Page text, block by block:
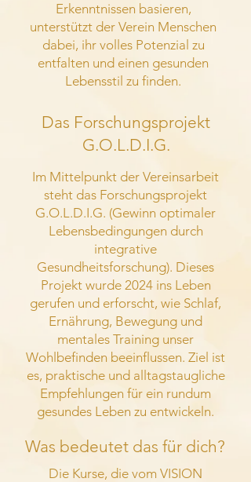
Erkenntnissen basieren,
unterstützt der Verein Menschen
dabei, ihr volles Potenzial zu
entfalten und einen gesunden
Lebensstil zu finden.
Das Forschungsprojekt
G.O.L.D.I.G.
Im Mittelpunkt der Vereinsarbeit
steht das Forschungsprojekt
G.O.L.D.I.G. (Gewinn optimaler
Lebensbedingungen durch
integrative
Gesundheitsforschung). Dieses
Projekt wurde 2024 ins Leben
gerufen und erforscht, wie Schlaf,
Ernährung, Bewegung und
mentales Training unser
Wohlbefinden beeinflussen. Ziel ist
es, praktische und alltagstaugliche
Empfehlungen für ein rundum
gesundes Leben zu entwickeln.
Was bedeutet das für dich?
Die Kurse, die vom VISION